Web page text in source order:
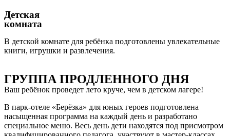
Детская
комната
В детской комнате для ребёнка подготовлены увлекательные
книги, игрушки и развлечения.
ГРУППА ПРОДЛЕННОГО ДНЯ
Ваш ребёнок проведет лето круче, чем в детском лагере!
В парк-отеле «Берёзка» для юных героев подготовлена
насыщенная программа на каждый день и разработано
специальное меню. Весь день дети находятся под присмотром